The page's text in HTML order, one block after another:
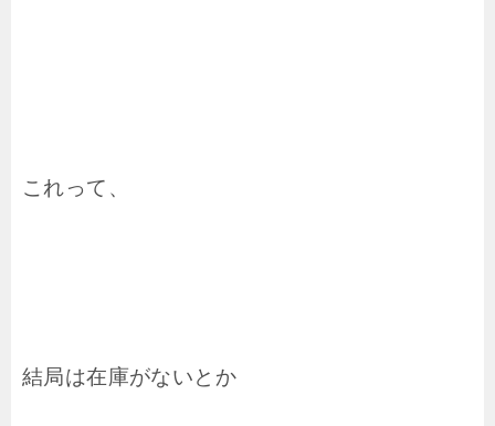
これって、
結局は在庫がないとか